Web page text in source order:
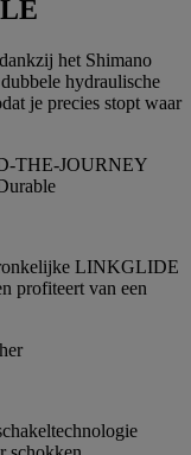
het Shimano
hydraulische
je precies stopt waar
LINKGLIDE
profiteert van een